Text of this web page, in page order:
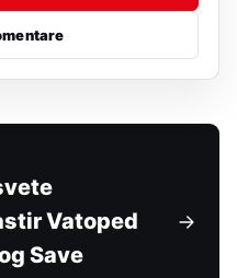
Vatoped
Save